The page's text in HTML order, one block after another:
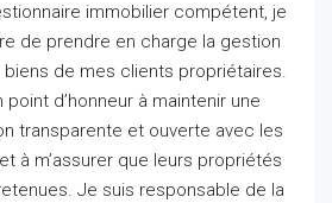
immobilier compétent, je
de prendre en charge la gestion
de mes clients propriétaires.
d’honneur à maintenir une
transparente et ouverte avec les
à m’assurer que leurs propriétés
Je suis responsable de la